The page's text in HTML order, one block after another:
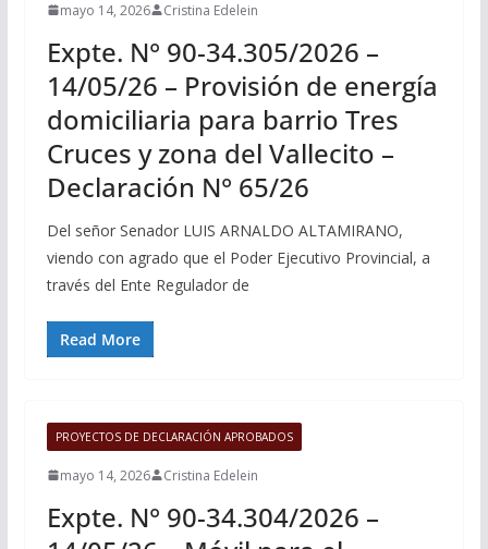
mayo 14, 2026 Cristina Edelein
Expte. N° 90-34.305/2026 –
14/05/26 – Provisión de energía
domiciliaria para barrio Tres
Cruces y zona del Vallecito –
Declaración N° 65/26
Del señor Senador LUIS ARNALDO ALTAMIRANO,
viendo con agrado que el Poder Ejecutivo Provincial, a
través del Ente Regulador de
Read More
PROYECTOS DE DECLARACIÓN APROBADOS
mayo 14, 2026 Cristina Edelein
Expte. N° 90-34.304/2026 –